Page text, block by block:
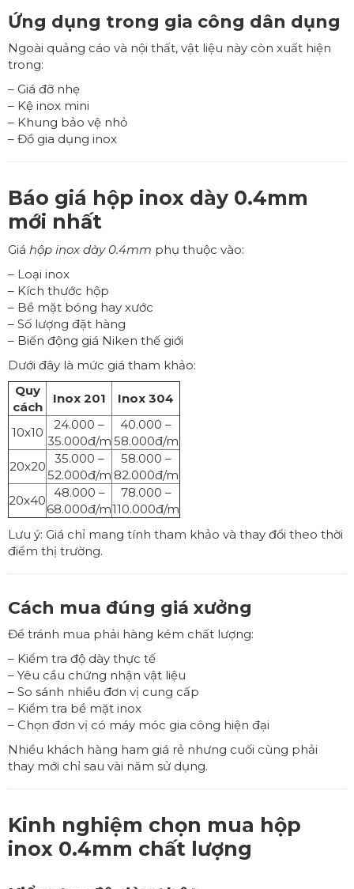
Ứng dụng trong gia công dân dụng
Ngoài quảng cáo và nội thất, vật liệu này còn xuất hiện
trong:
– Giá đỡ nhẹ
– Kệ inox mini
– Khung bảo vệ nhỏ
– Đồ gia dụng inox
Báo giá hộp inox dày 0.4mm
mới nhất
Giá hộp inox dày 0.4mm phụ thuộc vào:
– Loại inox
– Kích thước hộp
– Bề mặt bóng hay xước
– Số lượng đặt hàng
– Biến động giá Niken thế giới
Dưới đây là mức giá tham khảo:
Quy
cách
Inox 201 Inox 304
10x10
24.000 –
35.000đ/m
40.000 –
58.000đ/m
20x20
35.000 –
52.000đ/m
58.000 –
82.000đ/m
20x40
48.000 –
68.000đ/m
78.000 –
110.000đ/m
Lưu ý: Giá chỉ mang tính tham khảo và thay đổi theo thời
điểm thị trường.
Cách mua đúng giá xưởng
Để tránh mua phải hàng kém chất lượng:
– Kiểm tra độ dày thực tế
– Yêu cầu chứng nhận vật liệu
– So sánh nhiều đơn vị cung cấp
– Kiểm tra bề mặt inox
– Chọn đơn vị có máy móc gia công hiện đại
Nhiều khách hàng ham giá rẻ nhưng cuối cùng phải
thay mới chỉ sau vài năm sử dụng.
Kinh nghiệm chọn mua hộp
inox 0.4mm chất lượng